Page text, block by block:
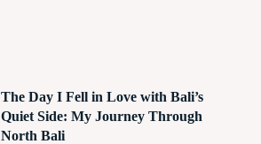
The Day I Fell in Love with Bali’s
Quiet Side: My Journey Through
North Bali